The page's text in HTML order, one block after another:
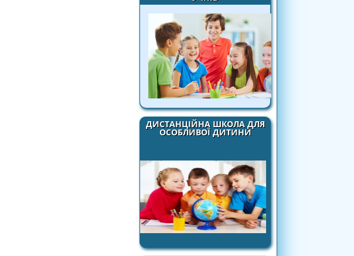
ДИСТАНЦІЙНА ШКОЛА ДЛЯ
ОСОБЛИВОЇ ДИТИНИ